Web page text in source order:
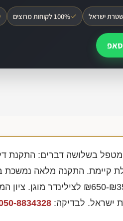
ישראל 100% לקוחות מרוצים
בשלושה דברים: התקנת
₪650- לצילינדר מוגן. ציון
ישראל. לבדיקה: 8834328